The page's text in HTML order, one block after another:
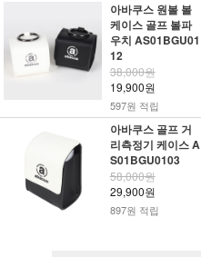
아바쿠스 원볼 볼
케이스 골프 볼파
우치 AS01BGU01
12
38,000원
19,900원
597원 적립
아바쿠스 골프 거
리측정기 케이스 A
S01BGU0103
58,000원
29,900원
897원 적립